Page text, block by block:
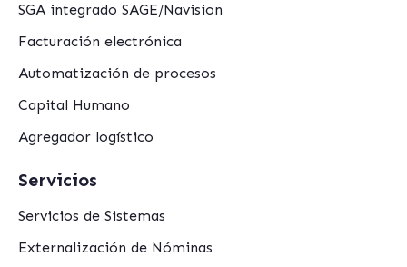
SGA integrado SAGE/Navision
Facturación electrónica
Automatización de procesos
Capital Humano
Agregador logístico
Servicios
Servicios de Sistemas
Externalización de Nóminas